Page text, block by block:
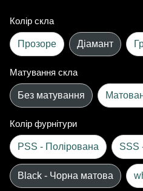
Колір скла
Прозоре Діамант
Матування скла
Без матування
Колір фурнітури
PSS - Полірована SSS
Black - Чорна матова